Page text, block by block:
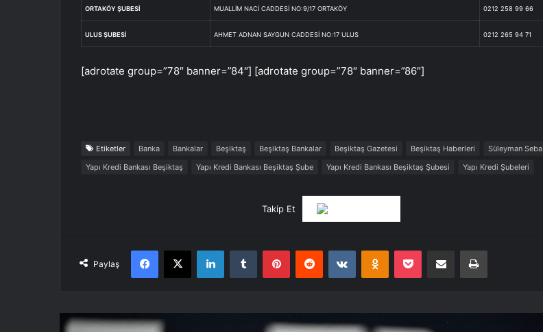
ORTAKÖY ŞUBESİ MUALLİM NACİ CADDESİ NO:9/17 ORTAKÖY 0212 258 99 66
ULUS ŞUBESİ AHMET ADNAN SAYGUN CADDESİ NO:17 ULUS 0212 265 94 71
[adrotate group=”78″ banner=”84″] [adrotate group=”78″ banner=”86″]
Etiketler Banka Bankalar Beşiktaş Beşiktaş Bankalar Beşiktaş Gazetesi Beşiktaş Haberleri
Süleyman Seba
Yapı Kredi Bankası Beşiktaş
Yapı Kredi Bankası Beşiktaş Şube Yapı Kredi Bankası Beşiktaş Şubesi Yapı Kredi Şubeleri
Takip Et
Paylaş
Facebook
X LinkedInTumblr PinterestReddit VKontakteOdnoklassniki
Pocket E-Posta ile paylaş Yazdır